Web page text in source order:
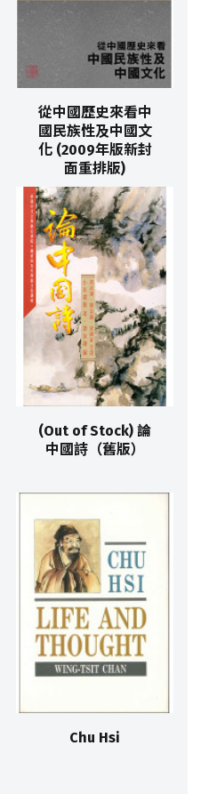
從中國歷史來看中
國民族性及中國文
化 (2009年版新封
面重排版)
(Out of Stock) 論
中國詩（舊版）
Chu Hsi